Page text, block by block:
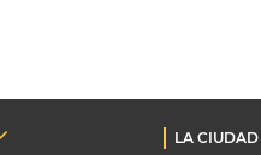
LA CIUDAD